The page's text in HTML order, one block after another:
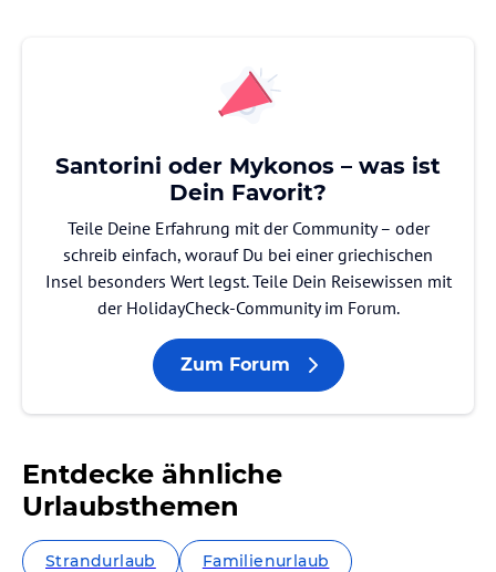
Santorini oder Mykonos – was ist
Dein Favorit?
Teile Deine Erfahrung mit der Community – oder
schreib einfach, worauf Du bei einer griechischen
Insel besonders Wert legst. Teile Dein Reisewissen mit
der HolidayCheck-Community im Forum.
Zum Forum
Entdecke ähnliche
Urlaubsthemen
Strandurlaub Familienurlaub